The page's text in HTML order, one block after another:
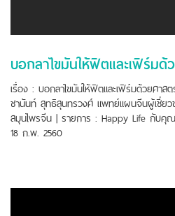
เรื่อง : บอกลาไขมันให้ฟิตและเฟิร์มด้วยศ
ชานันท์ สุทธิสุนทรวงศ์ แพทย์แผนจีนผู้เชี่ย
สมุนไพรจีน | รายการ : Happy Life กับ
18 ก.พ. 2560